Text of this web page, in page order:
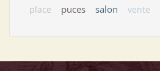
place puces salon vente